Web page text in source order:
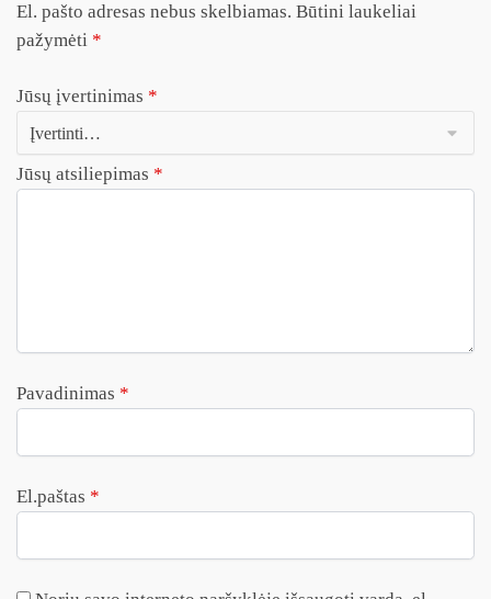
El. pašto adresas nebus skelbiamas. Būtini laukeliai
pažymėti *
Jūsų įvertinimas *
Jūsų atsiliepimas *
Pavadinimas *
El.paštas *